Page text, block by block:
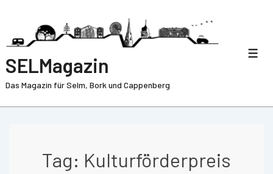
SELMagazin
Das Magazin für Selm, Bork und Cappenberg
Tag: Kulturförderpreis